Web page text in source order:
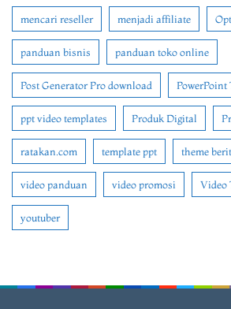
mencari reseller menjadi affiliate
panduan bisnis panduan toko online
Post Generator Pro download PowerPoint
ppt video templates Produk Digital
ratakan.com template ppt theme
video panduan video promosi Video
youtuber